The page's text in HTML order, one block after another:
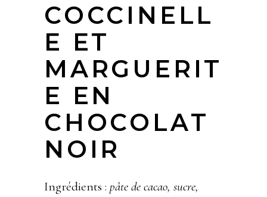
COCCINELL
E ET
MARGUERIT
E EN
CHOCOLAT
NOIR
Ingrédients : pâte de cacao, sucre,